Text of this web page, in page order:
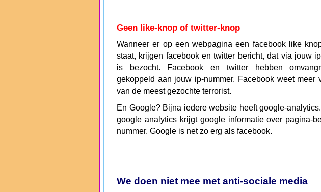
Geen like-knop of twitter-knop
Wanneer er op een webpagina een facebook like
staat, krijgen facebook en twitter bericht, dat via jouw
is bezocht. Facebook en twitter hebben
gekoppeld aan jouw ip-nummer. Facebook weet meer
van de meest gezochte terrorist.
En Google? Bijna iedere website heeft google-
google analytics krijgt google informatie over pagina-
nummer. Google is net zo erg als facebook.
We doen niet mee met anti-sociale media